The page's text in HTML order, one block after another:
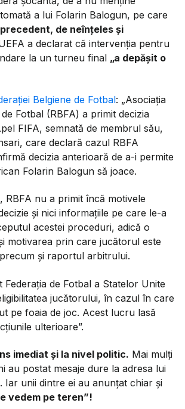
a lui Folarin Balogun, pe care
de neînțeles și
a declarat că intervenția pentru
la un turneu final „a depășit o
Belgiene de Fotbal: „Asociația
Fotbal (RBFA) a primit decizia
FIFA, semnată de membrul său,
care declară cazul RBFA
decizia anterioară de a-i permite
Folarin Balogun să joace.
RBFA nu a primit încă motivele
și nici informațiile pe care le-a
acestei proceduri, adică o
motivarea prin care jucătorul este
și raportul arbitrului.
Federația de Fotbal a Statelor Unite
jucătorului, în cazul în care
pe foaia de joc. Acest lucru lasă
ulterioare”.
imediat și la nivel politic. Mai mulți
au postat mesaje dure la adresa lui
Iar unii dintre ei au anunțat chiar și
vedem pe teren”!